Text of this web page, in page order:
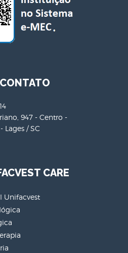
947 - Centro -
Lages / SC
CARE
Unifacvest